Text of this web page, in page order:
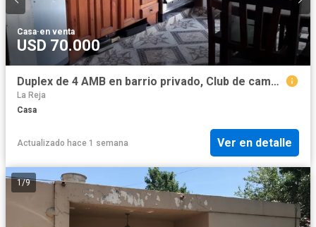
Casa·en venta
USD 70.000
Duplex de 4 AMB en barrio privado, Club de campo las Acacias. Con anticipo y cuotas
La Reja
Casa
Actualizado hace 1 semana Ver en detalle
1/9